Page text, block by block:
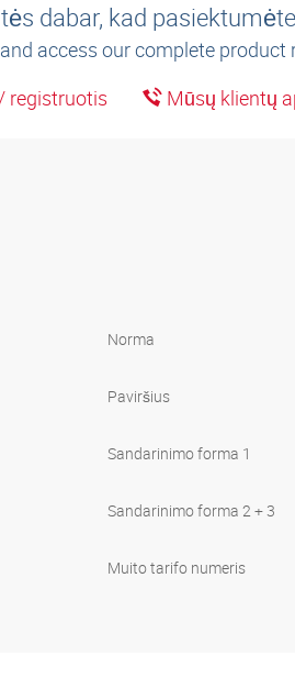
dabar, kad
access our complete
registruotis
Mūsų klientų
Norma
Paviršius
Sandarinimo forma 1
Sandarinimo forma 2 + 3
Muito tarifo numeris